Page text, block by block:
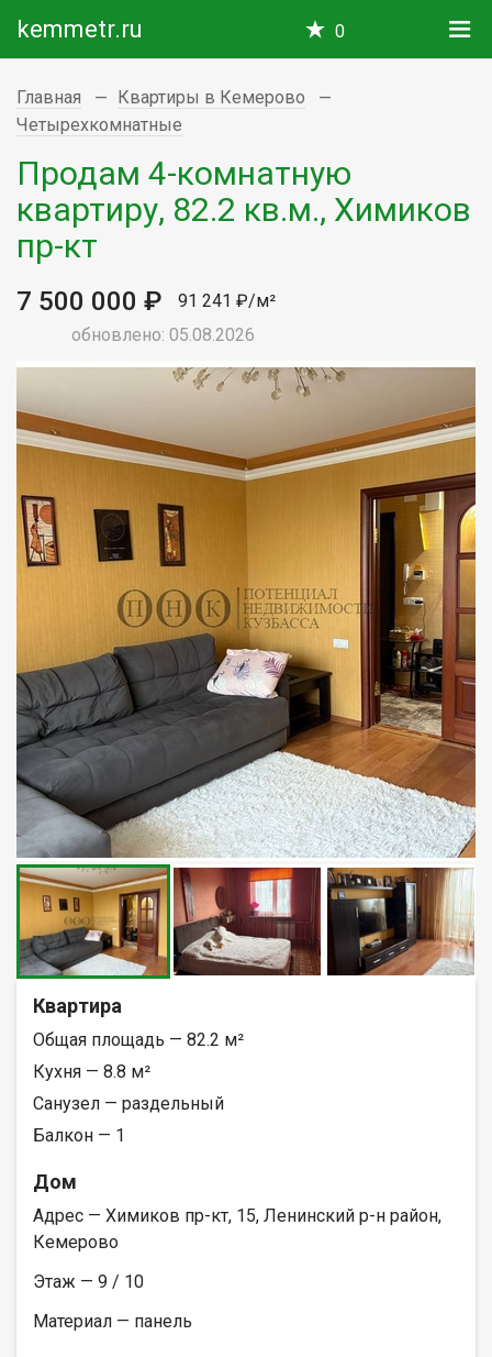
kemmetr.ru 0
Главная
Квартиры в Кемерово
Четырехкомнатные
Продам 4-комнатную
квартиру, 82.2 кв.м., Химиков
пр-кт
7 500 000 ₽
91 241 ₽/м²
обновлено: 05.08.2026
Квартира
Общая площадь — 82.2 м²
Кухня — 8.8 м²
Санузел — раздельный
Балкон — 1
Дом
Адрес — Химиков пр-кт, 15, Ленинский р-н район,
Кемерово
Этаж — 9 / 10
Материал — панель